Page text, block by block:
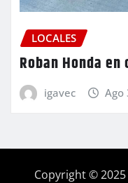
LOCALES
Roban Honda
igavec Ago
Copyright © 2025